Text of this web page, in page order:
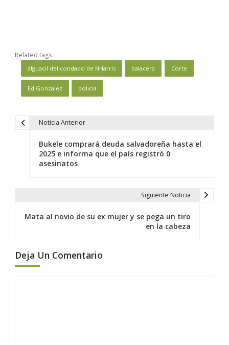
Related tags :
alguacil del condado de NHarris balacera Corte
Ed Gonzalez policia
N
n
d
Noticia Anterior
Bukele comprará deuda salvadoreña hasta el
2025 e informa que el país registró 0
asesinatos
Siguiente Noticia
Mata al novio de su ex mujer y se pega un tiro
en la cabeza
Deja Un Comentario